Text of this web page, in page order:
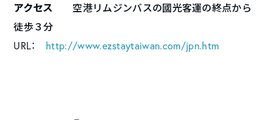
アクセス 空港リムジンバスの國光客運の終点から
徒歩３分
URL： http://www.ezstaytaiwan.com/jpn.htm